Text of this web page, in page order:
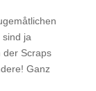
ja
der Scraps
Ganz